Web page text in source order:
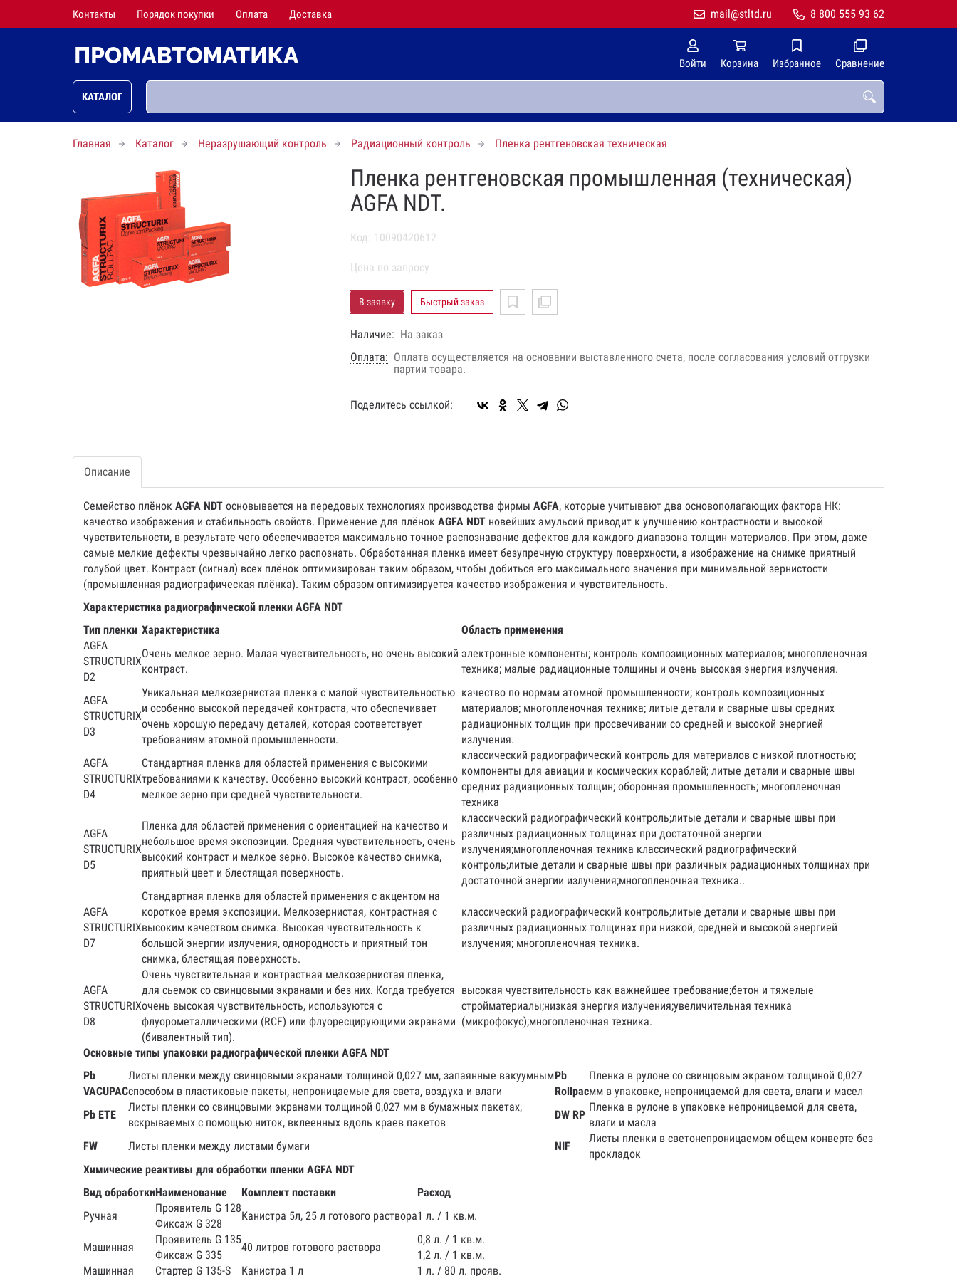
Контакты Порядок покупки Оплата Доставка 8 800 555 93 62
mail@stltd.ru
Войти Корзина Избранное Сравнение
КАТАЛОГ
Главная Каталог Неразрушающий контроль Радиационный контроль Пленка рентгеновская техническая
Пленка рентгеновская промышленная (техническая)
AGFA NDT.
Код: 10090420612
Цена по запросу
В заявку Быстрый заказ
Наличие: На заказ
Оплата: Оплата осуществляется на основании выставленного счета, после согласования условий отгрузки
партии товара.
Поделитесь ссылкой:
Описание
Семейство плёнок AGFA NDT основывается на передовых технологиях производства фирмы AGFA, которые учитывают два основополагающих фактора НК:
качество изображения и стабильность свойств. Применение для плёнок AGFA NDT новейших эмульсий приводит к улучшению контрастности и высокой
чувствительности, в результате чего обеспечивается максимально точное распознавание дефектов для каждого диапазона толщин материалов. При этом, даже
самые мелкие дефекты чрезвычайно легко распознать. Обработанная пленка имеет безупречную структуру поверхности, а изображение на снимке приятный
голубой цвет. Контраст (сигнал) всех плёнок оптимизирован таким образом, чтобы добиться его максимального значения при минимальной зернистости
(промышленная радиографическая плёнка). Таким образом оптимизируется качество изображения и чувствительность.
Характеристика радиографической пленки AGFA NDT
Тип пленки Характеристика
Область применения
AGFA
STRUCTURIX
D2
Очень мелкое зерно. Малая чувствительность, но очень высокий
контраст.
электронные компоненты; контроль композиционных материалов; многопленочная
техника; малые радиационные толщины и очень высокая энергия излучения.
AGFA
STRUCTURIX
D3
Уникальная мелкозернистая пленка с малой чувствительностью
и особенно высокой передачей контраста, что обеспечивает
очень хорошую передачу деталей, которая соответствует
требованиям атомной промышленности.
качество по нормам атомной промышленности; контроль композиционных
материалов; многопленочная техника; литые детали и сварные швы средних
радиационных толщин при просвечивании со средней и высокой энергией
излучения.
AGFA
STRUCTURIX
D4
Стандартная пленка для областей применения с высокими
требованиями к качеству. Особенно высокий контраст, особенно
мелкое зерно при средней чувствительности.
классический радиографический контроль для материалов с низкой плотностью;
компоненты для авиации и космических кораблей; литые детали и сварные швы
средних радиационных толщин; оборонная промышленность; многопленочная
техника
AGFA
STRUCTURIX
D5
Пленка для областей применения с ориентацией на качество и
небольшое время экспозиции. Средняя чувствительность, очень
высокий контраст и мелкое зерно. Высокое качество снимка,
приятный цвет и блестящая поверхность.
классический радиографический контроль;литые детали и сварные швы при
различных радиационных толщинах при достаточной энергии
излучения;многопленочная техника классический радиографический
контроль;литые детали и сварные швы при различных радиационных толщинах при
достаточной энергии излучения;многопленочная техника..
AGFA
STRUCTURIX
D7
Стандартная пленка для областей применения с акцентом на
короткое время экспозиции. Мелкозернистая, контрастная с
высоким качеством снимка. Высокая чувствительность к
большой энергии излучения, однородность и приятный тон
снимка, блестящая поверхность.
классический радиографический контроль;литые детали и сварные швы при
различных радиационных толщинах при низкой, средней и высокой энергией
излучения; многопленочная техника.
AGFA
STRUCTURIX
D8
Очень чувствительная и контрастная мелкозернистая пленка,
для сьемок со свинцовыми экранами и без них. Когда требуется
очень высокая чувствительность, используются с
флуорометаллическими (RCF) или флуоресцирующими экранами
(бивалентный тип).
высокая чувствительность как важнейшее требование;бетон и тяжелые
стройматериалы;низкая энергия излучения;увеличительная техника
(микрофокус);многопленочная техника.
Основные типы упаковки радиографической пленки AGFA NDT
Pb
VACUPAC
Листы пленки между свинцовыми экранами толщиной 0,027 мм, запаянные вакуумным
способом в пластиковые пакеты, непроницаемые для света, воздуха и влаги
Pb
Rollpac
Пленка в рулоне со свинцовым экраном толщиной 0,027
мм в упаковке, непроницаемой для света, влаги и масел
Pb ETE
Листы пленки со свинцовыми экранами толщиной 0,027 мм в бумажных пакетах,
вскрываемых с помощью ниток, вклеенных вдоль краев пакетов
DW RP
Пленка в рулоне в упаковке непроницаемой для света,
влаги и масла
FW
Листы пленки между листами бумаги NIF
Листы пленки в светонепроницаемом общем конверте без
прокладок
Химические реактивы для обработки пленки AGFA NDT
Вид обработкиНаименование Комплект поставки
Расход
Ручная
Проявитель G 128
Фиксаж G 328
Канистра 5л, 25 л готового раствора1 л. / 1 кв.м.
Машинная
Проявитель G 135
Фиксаж G 335
40 литров готового раствора
0,8 л. / 1 кв.м.
1,2 л. / 1 кв.м.
Машинная
Стартер G 135-S Канистра 1 л 1 л. / 80 л. прояв.